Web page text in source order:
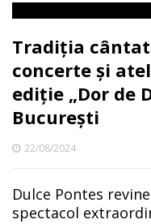
Tradiția
concerte și
ediție „Dor de
București
22/08/2024
Dulce Pontes
spectacol